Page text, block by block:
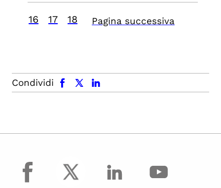
16 17 18 Pagina successiva
Condividi
facebook x.com linkedin
facebook